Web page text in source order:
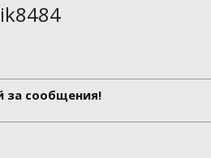
за сообщения!